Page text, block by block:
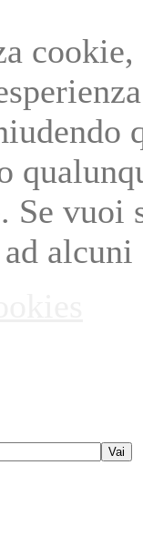
Se vuoi